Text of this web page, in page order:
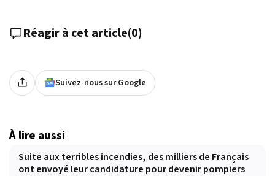
Réagir à cet article(0)
Suivez-nous sur Google
À lire aussi
Suite aux terribles incendies, des milliers de Français
ont envoyé leur candidature pour devenir pompiers